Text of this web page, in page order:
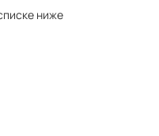
ниже